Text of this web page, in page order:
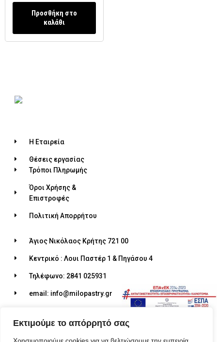
Εκτιμούμε το απόρρητό σας
Προσθήκη στο
καλάθι
Η Εταιρεία
Θέσεις εργασίας
Τρόποι Πληρωμής
Όροι Χρήσης &
Επιστροφές
Πολιτική Απορρήτου
Άγιος Νικόλαος Κρήτης 721 00
Κεντρικό : Λουι Παστέρ 1 & Πηγάσου 4
Τηλέφωνο: 2841 025931
email: info@milopastry.gr